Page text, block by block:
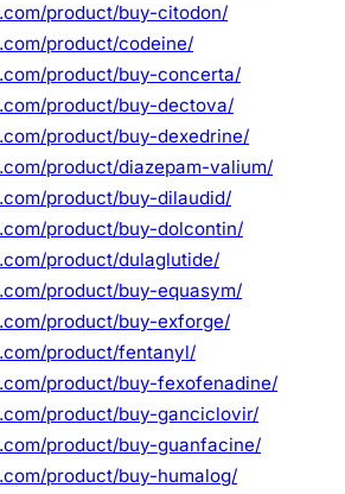
product/buy-citodon/
product/codeine/
product/buy-concerta/
product/buy-dectova/
product/buy-dexedrine/
product/diazepam-valium/
product/buy-dilaudid/
product/buy-dolcontin/
product/dulaglutide/
product/buy-equasym/
product/buy-exforge/
product/fentanyl/
product/buy-fexofenadine/
product/buy-ganciclovir/
product/buy-guanfacine/
product/buy-humalog/